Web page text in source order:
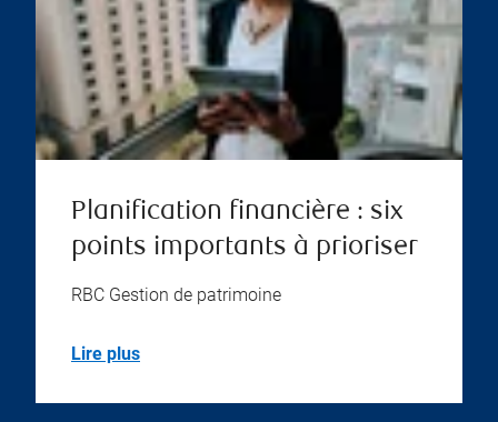
Planification financière : six
points importants à prioriser
RBC Gestion de patrimoine
Lire plus